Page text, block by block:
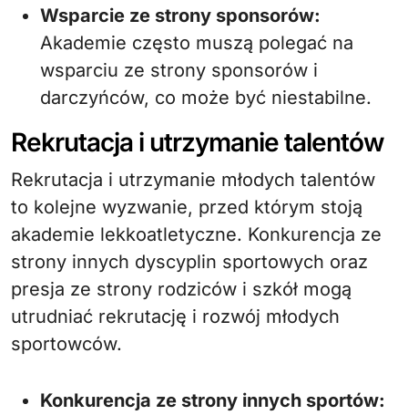
Wsparcie ze strony sponsorów:
Akademie często muszą polegać na
wsparciu ze strony sponsorów i
darczyńców, co może być niestabilne.
Rekrutacja i utrzymanie talentów
Rekrutacja i utrzymanie młodych talentów
to kolejne wyzwanie, przed którym stoją
akademie lekkoatletyczne. Konkurencja ze
strony innych dyscyplin sportowych oraz
presja ze strony rodziców i szkół mogą
utrudniać rekrutację i rozwój młodych
sportowców.
Konkurencja ze strony innych sportów: